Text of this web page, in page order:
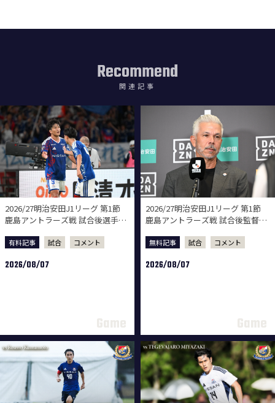
Recommend
関連記事
2026/27明治安田J1リーグ 第1節
鹿島アントラーズ戦 試合後選手コ
有料記事 試合 コメント
2026/08/07
2026/27明治安田J1リーグ 第1節
鹿島アントラーズ戦 試合後監督会
無料記事 試合 コメント
2026/08/07